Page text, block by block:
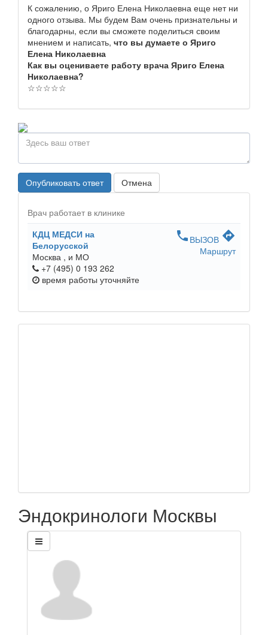
К сожалению, о Яриго Елена Николаевна еще нет ни
одного отзыва. Мы будем Вам очень признательны и
благодарны, если вы сможете поделиться своим
мнением и написать, что вы думаете о Яриго
Елена Николаевна
Как вы оцениваете работу врача Яриго Елена
Николаевна?
☆☆☆☆☆
Опубликовать ответ Отмена
Врач работает в клинике
КДЦ МЕДСИ на
Белорусской
Москва , и МО
+7 (495) 0 193 262
время работы уточняйте
phone ВЫЗОВ directions
Маршрут
Эндокринологи Москвы